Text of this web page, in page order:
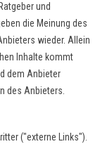
und
die Meinung des
wieder. Allein
Inhalte kommt
dem Anbieter
des Anbieters.
("externe Links").